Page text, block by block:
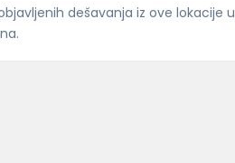
dešavanja iz ove lokacije u